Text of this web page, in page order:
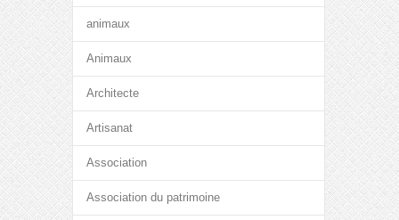
animaux
Animaux
Architecte
Artisanat
Association
Association du patrimoine